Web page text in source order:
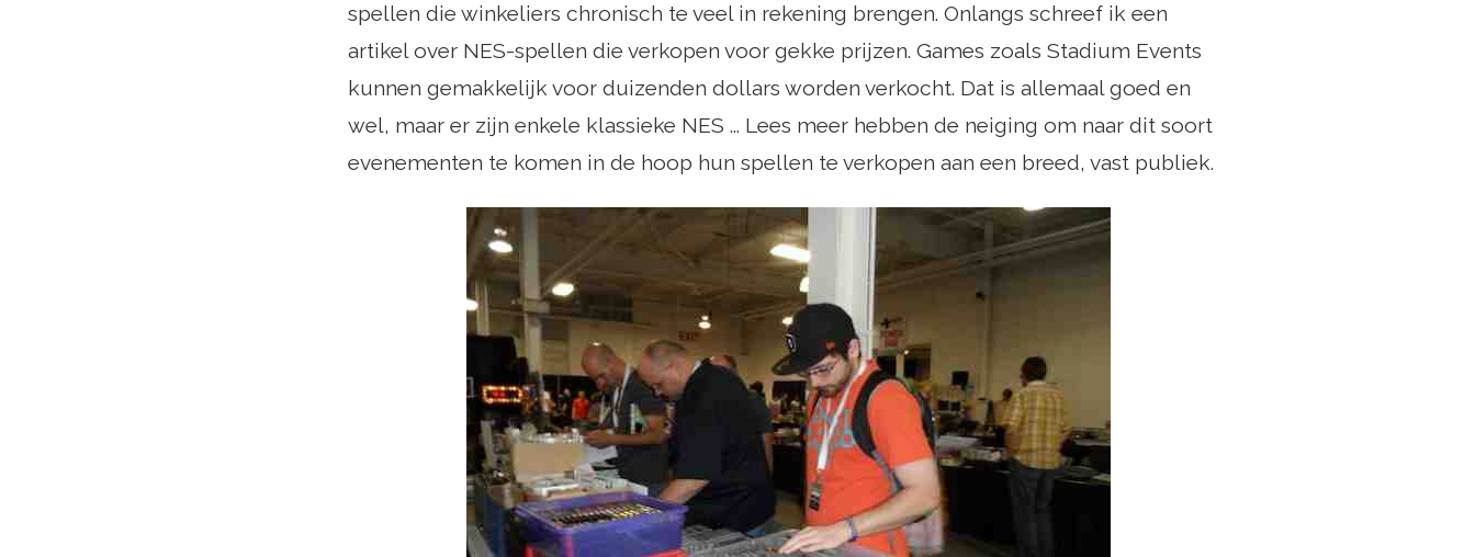
spellen die winkeliers chronisch te veel in rekening brengen. Onlangs schreef ik een
artikel over NES-spellen die verkopen voor gekke prijzen. Games zoals Stadium Events
kunnen gemakkelijk voor duizenden dollars worden verkocht. Dat is allemaal goed en
wel, maar er zijn enkele klassieke NES ... Lees meer hebben de neiging om naar dit soort
evenementen te komen in de hoop hun spellen te verkopen aan een breed, vast publiek.